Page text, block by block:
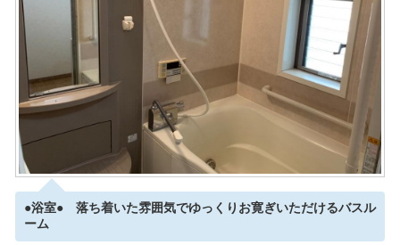
●浴室● 落ち着いた雰囲気でゆっくりお寛ぎいただけるバスル
ーム